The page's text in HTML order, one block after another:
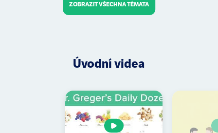
ZOBRAZIT VŠECHNA TÉMATA
Úvodní videa